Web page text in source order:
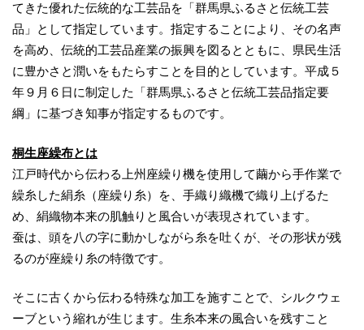
てきた優れた伝統的な工芸品を「群馬県ふるさと伝統工芸
品」として指定しています。指定することにより、その名声
を高め、伝統的工芸品産業の振興を図るとともに、県民生活
に豊かさと潤いをもたらすことを目的としています。平成５
年９月６日に制定した「群馬県ふるさと伝統工芸品指定要
綱」に基づき知事が指定するものです。
桐生座繰布とは
江戸時代から伝わる上州座繰り機を使用して繭から手作業で
繰糸した絹糸（座繰り糸）を、手織り織機で織り上げるた
め、絹織物本来の肌触りと風合いが表現されています。
蚕は、頭を八の字に動かしながら糸を吐くが、その形状が残
るのが座繰り糸の特徴です。
そこに古くから伝わる特殊な加工を施すことで、シルクウェ
ーブという縮れが生じます。生糸本来の風合いを残すこと